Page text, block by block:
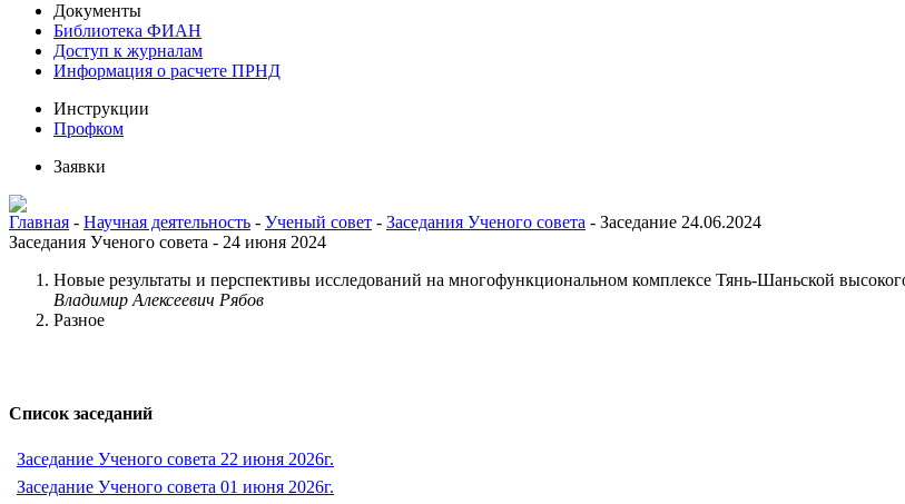
Документы
Библиотека ФИАН
Доступ к журналам
Информация о расчете ПРНД
Инструкции
Профком
Заявки
Главная - Научная деятельность - Ученый совет - Заседания Ученого совета - Заседание 24.06.2024
Заседания Ученого совета - 24 июня 2024
Новые результаты и перспективы исследований на многофункциональном комплексе Тянь-Шаньской
Владимир Алексеевич Рябов
Разное
Список заседаний
Заседание Ученого совета 22 июня 2026г.
Заседание Ученого совета 01 июня 2026г.